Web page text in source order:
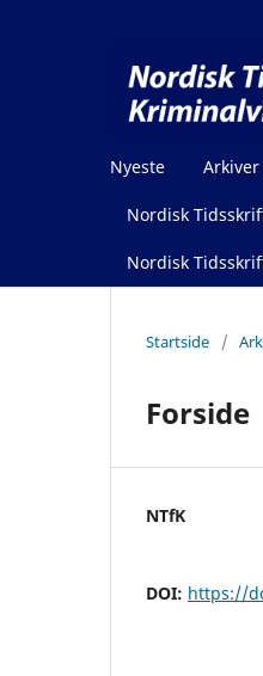
Nyeste Arkiver
Nordisk
Nordisk
Startside /
Forside
NTfK
DOI: https://